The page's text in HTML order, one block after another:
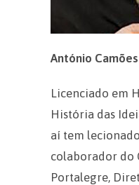
António
Licenciado em
História das
aí tem
colaborador do
Portalegre,